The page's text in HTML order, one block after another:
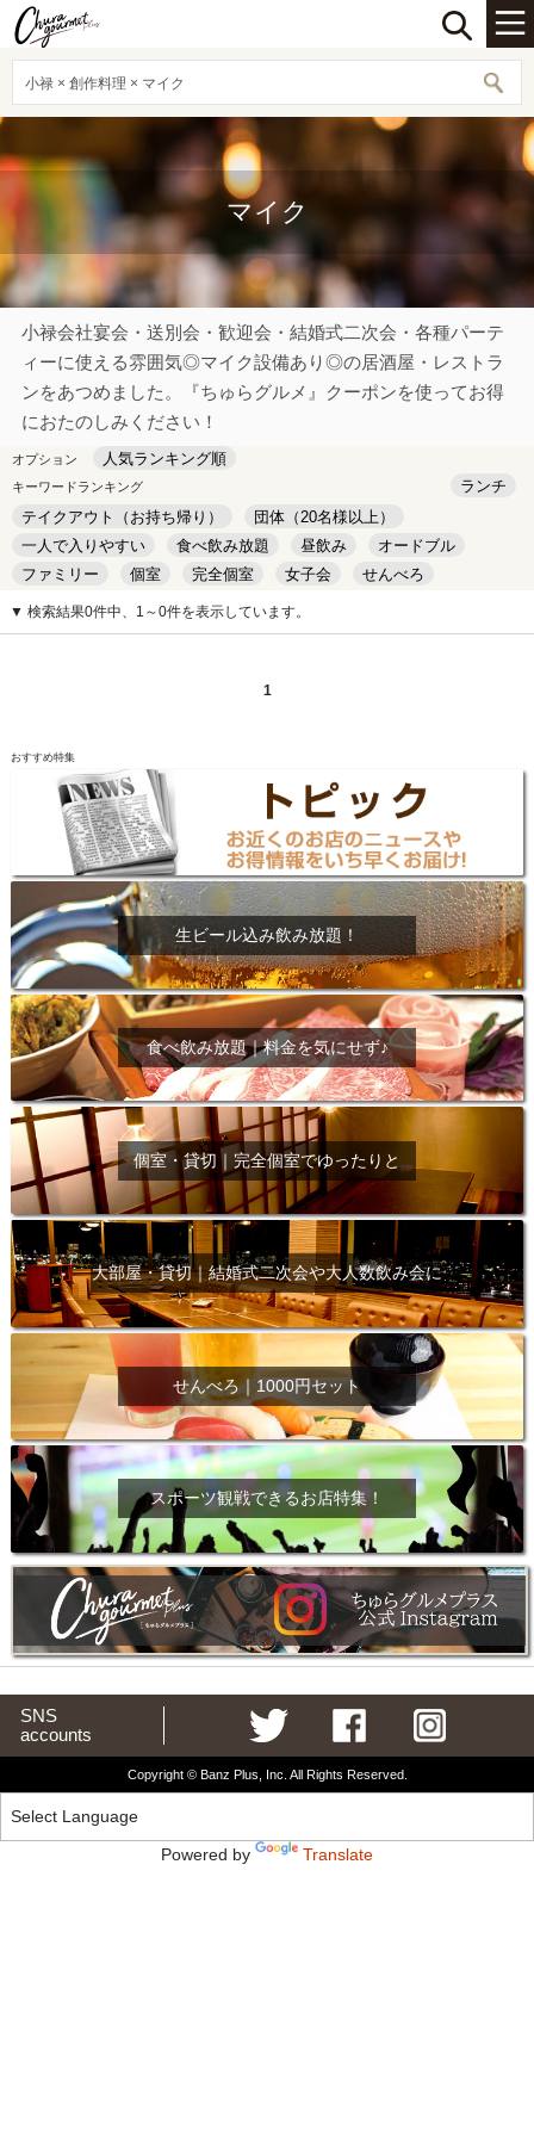
小禄 × 創作料理 × マイク
マイク
小禄会社宴会・送別会・歓迎会・結婚式二次会・各種パーテ
ィーに使える雰囲気◎マイク設備あり◎の居酒屋・レストラ
ンをあつめました。『ちゅらグルメ』クーポンを使ってお得
におたのしみください！
オプション 人気ランキング順
キーワードランキング
ランチ
テイクアウト（お持ち帰り）
団体（20名様以上）
一人で入りやすい
食べ飲み放題 昼飲み
オードブル
ファミリー
個室 完全個室 女子会
せんべろ
キッズルーム
安い デート
▼ 検索結果0件中、1～0件を表示しています。
1
おすすめ特集
生ビール込み飲み放題！
食べ飲み放題｜料金を気にせず♪
個室・貸切｜完全個室でゆったりと
大部屋・貸切｜結婚式二次会や大人数飲み会に
せんべろ｜1000円セット
スポーツ観戦できるお店特集！
SNS
accounts
Copyright © Banz Plus, Inc. All Rights Reserved.
Powered by Translate